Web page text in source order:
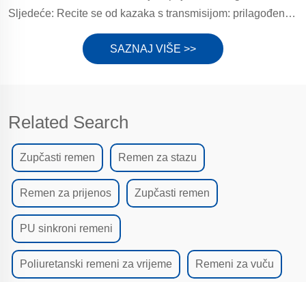
Sljedeće: Recite se od kazaka s transmisijom: prilagođeni gumarni šipovi od Yonghang-a, koji uljuju trajnu snagu za učinkovitu radnju
SAZNAJ VIŠE >>
Related Search
Zupčasti remen Remen za stazu
Remen za prijenos Zupčasti remen
PU sinkroni remeni
Poliuretanski remeni za vrijeme Remeni za vuču